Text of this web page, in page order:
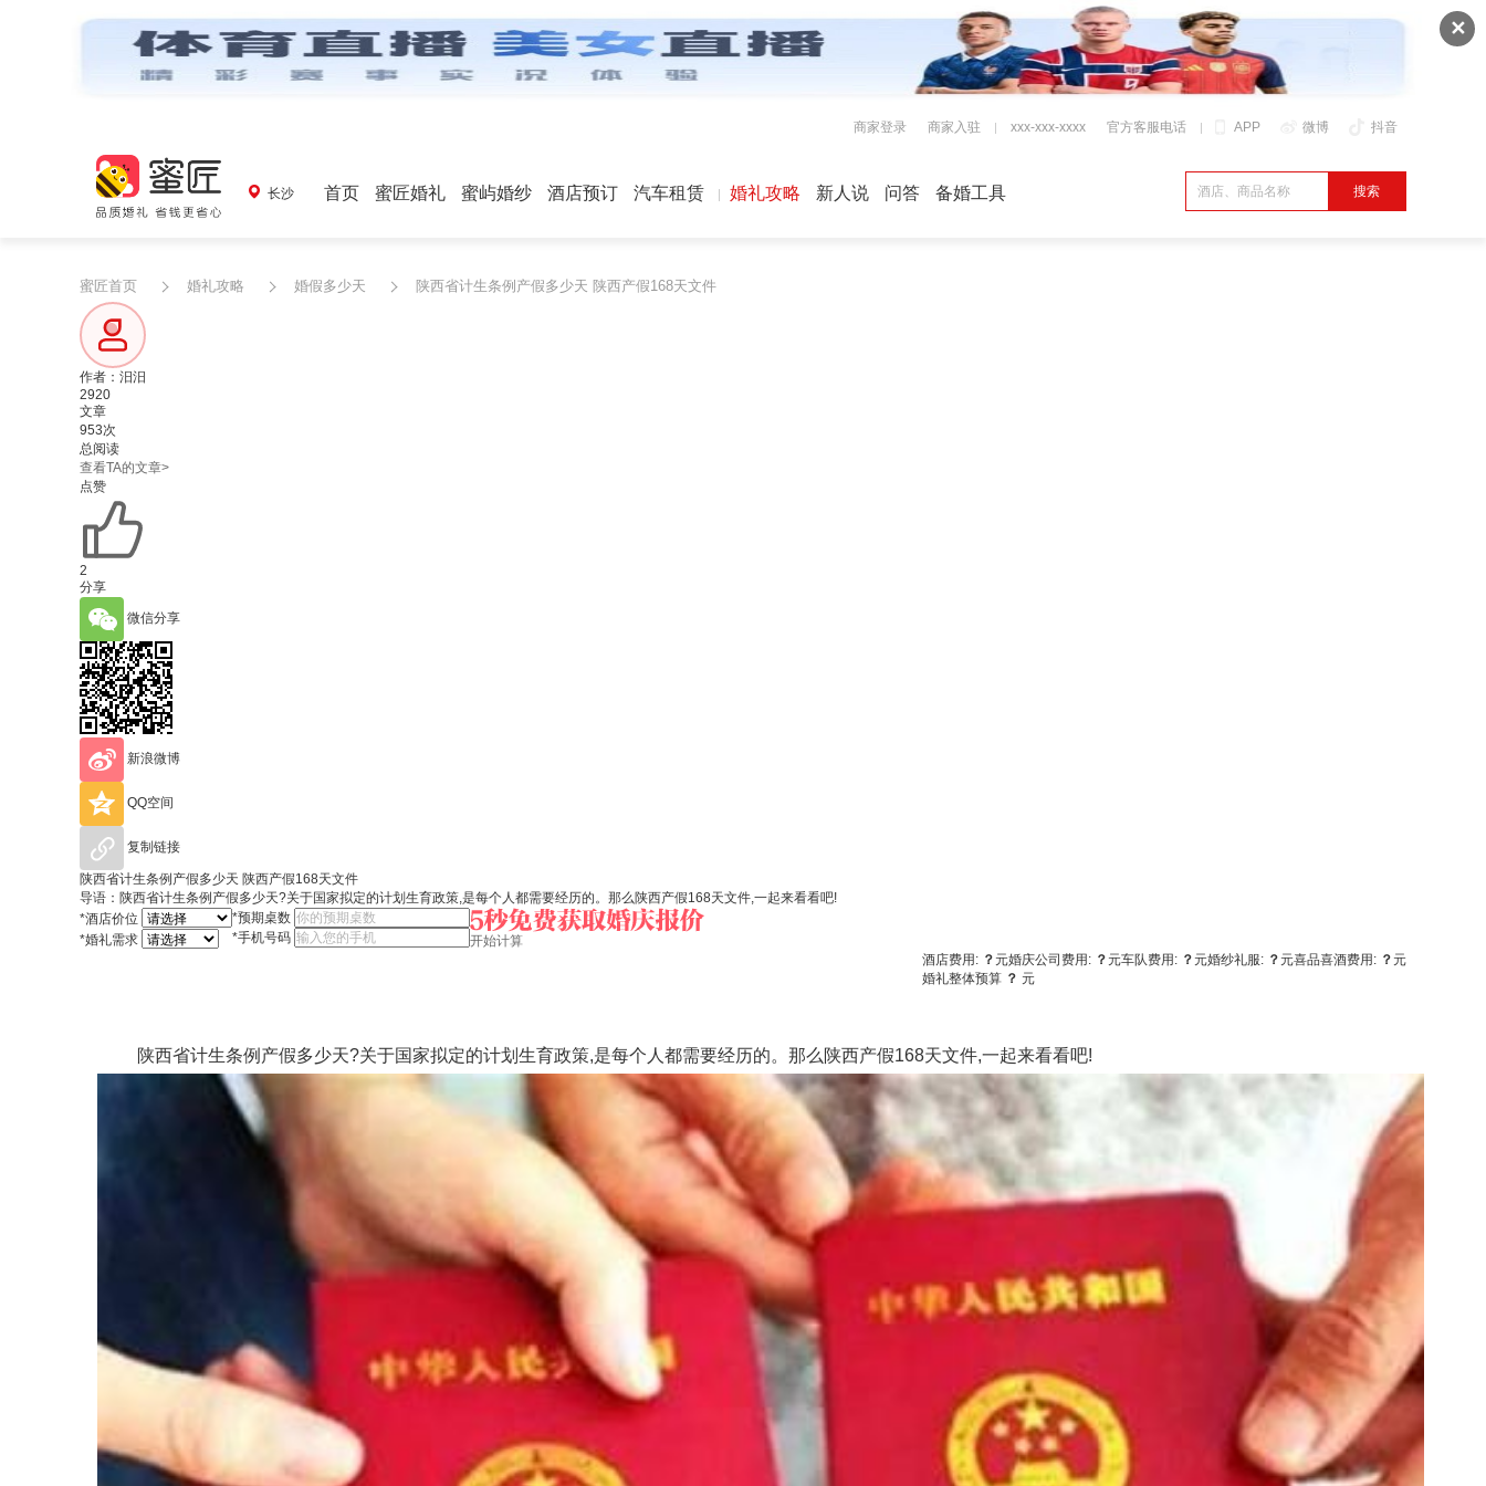
✕
APP 微博 抖音
商家登录 商家入驻 xxx-xxx-xxxx 官方客服电话
长沙 首页 蜜匠婚礼 蜜屿婚纱 酒店预订 汽车租赁 婚礼攻略 新人说 问答 备婚工具
蜜匠首页 婚礼攻略 婚假多少天 陕西省计生条例产假多少天 陕西产假168天文件
作者：汨汨
2920
文章
953次
总阅读
查看TA的文章>
点赞
2
分享
微信分享
新浪微博
QQ空间
复制链接
陕西省计生条例产假多少天 陕西产假168天文件
导语：​陕西省计生条例产假多少天?关于国家拟定的计划生育政策,是每个人都需要经历的。那么陕西产假168天文件,一起来看看吧!
*酒店价位
*婚礼需求
*预期桌数
*手机号码
开始计算
酒店费用: ？元婚庆公司费用: ？元车队费用: ？元婚纱礼服: ？元喜品喜酒费用: ？元
婚礼整体预算 ？ 元
陕西省计生条例产假多少天?关于国家拟定的计划生育政策,是每个人都需要经历的。那么陕西产假168天文件,一起来看看吧!